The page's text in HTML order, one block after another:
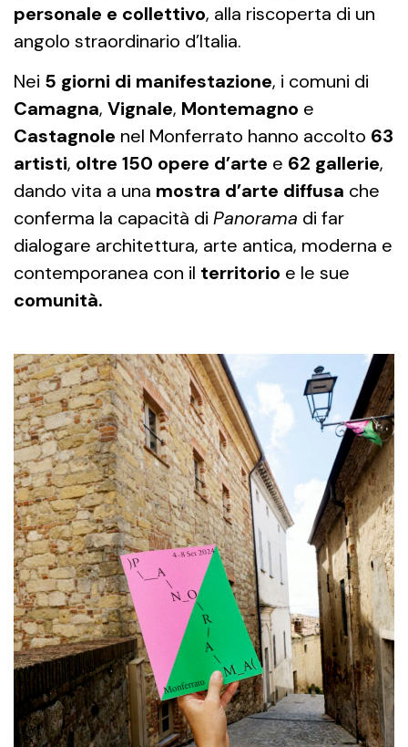
personale e collettivo, alla riscoperta di un
angolo straordinario d’Italia.
Nei 5 giorni di manifestazione, i comuni di
Camagna, Vignale, Montemagno e
Castagnole nel Monferrato hanno accolto 63
artisti, oltre 150 opere d’arte e 62 gallerie,
dando vita a una mostra d’arte diffusa che
conferma la capacità di Panorama di far
dialogare architettura, arte antica, moderna e
contemporanea con il territorio e le sue
comunità.